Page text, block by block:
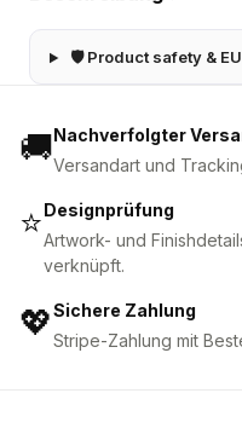
🛡 Product safety &
🚚Nachverfolgter
Versandart und
⭐Designprüfung
Artwork- und
verknüpft.
💖Sichere Zahlung
Stripe-Zahlung mit